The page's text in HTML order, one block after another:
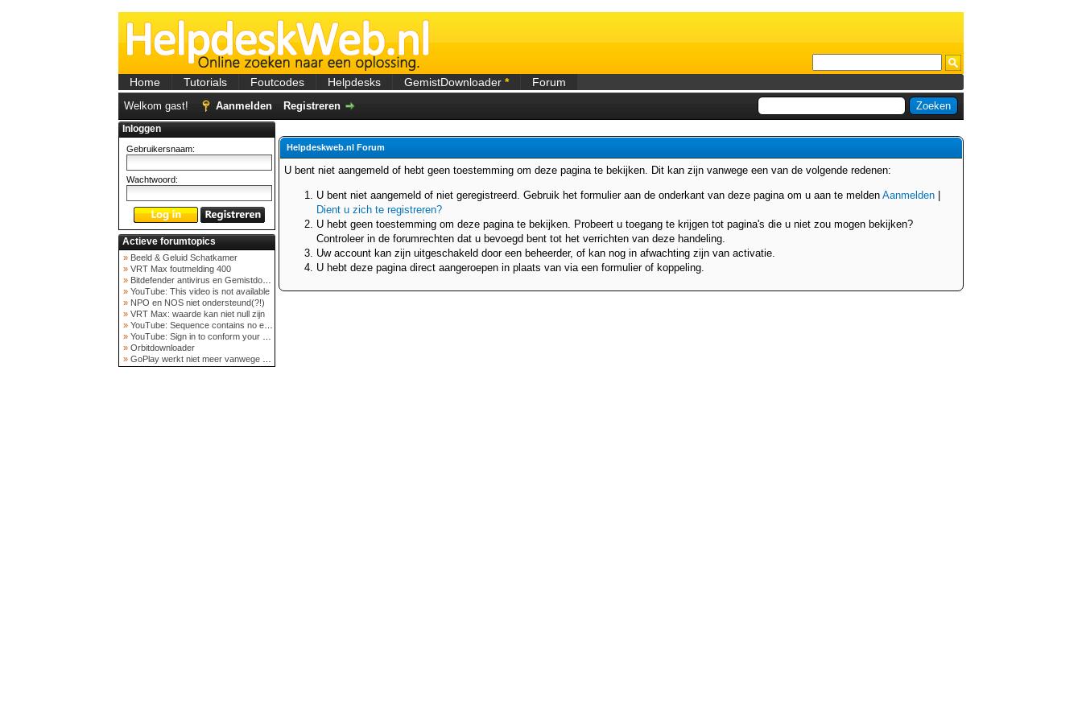
Home Tutorials Foutcodes Helpdesks GemistDownloader * Forum
Welkom gast! Aanmelden Registreren
Inloggen
Gebruikersnaam:
Wachtwoord:
Actieve forumtopics
» Beeld & Geluid Schatkamer
» VRT Max foutmelding 400
» Bitdefender antivirus en Gemistdowloader
» YouTube: This video is not available
» NPO en NOS niet ondersteund(?!)
» VRT Max: waarde kan niet null zijn
» YouTube: Sequence contains no elements
» YouTube: Sign in to conform your not a bot
» Orbitdownloader
» GoPlay werkt niet meer vanwege nieuwe webadres
Helpdeskweb.nl Forum
U bent niet aangemeld of hebt geen toestemming om deze pagina te bekijken. Dit kan zijn vanwege een van de volgende redenen:
U bent niet aangemeld of niet geregistreerd. Gebruik het formulier aan de onderkant van deze pagina om u aan te melden Aanmelden
Dient u zich te registreren?
U hebt geen toestemming om deze pagina te bekijken. Probeert u toegang te krijgen tot pagina's die u niet zou mogen bekijken?
Controleer in de forumrechten dat u bevoegd bent tot het verrichten van deze handeling.
Uw account kan zijn uitgeschakeld door een beheerder, of kan nog in afwachting zijn van activatie.
U hebt deze pagina direct aangeroepen in plaats van via een formulier of koppeling.